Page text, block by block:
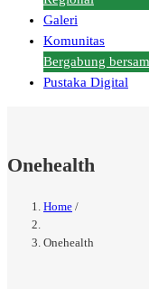
Galeri
Komunitas
Bergabung
Pustaka Digital
Onehealth
Breadcrumb
Home /
Onehealth